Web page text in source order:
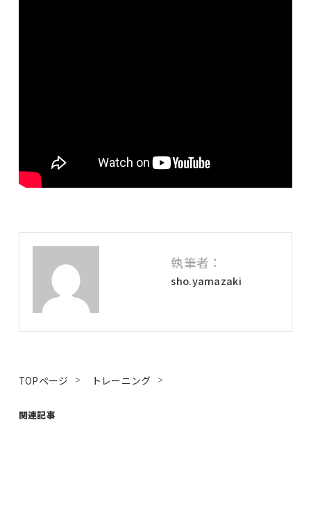
執筆者：
sho.yamazaki
TOPページ トレーニング
関連記事